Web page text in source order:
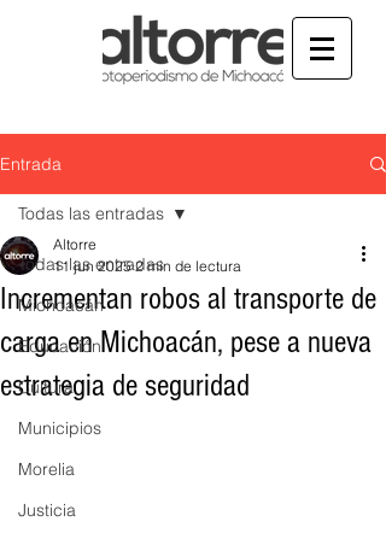
Entrada
Todas las entradas
Michoacán
Educación
Cultura
Municipios
Morelia
Justicia
Todas las entradas
Incrementan robos al transporte de
carga en Michoacán, pese a nueva
estrategia de seguridad
Altorre
11 jun 2025 2 min de lectura